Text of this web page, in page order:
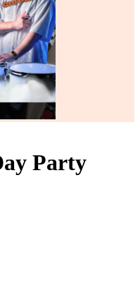
Party